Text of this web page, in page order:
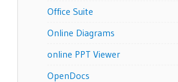
Office Suite
Online Diagrams
online PPT Viewer
OpenDocs